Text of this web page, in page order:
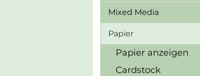
Mixed Media
Papier
Papier anzeigen
Cardstock